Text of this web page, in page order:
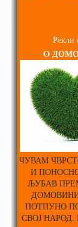
O
ЧУВАМ
И
ЉУБАВ
ПОТПУНО
СВОЈ НАРОД.